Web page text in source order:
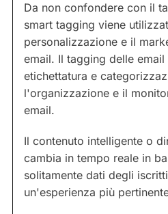
Da non confondere con il
smart tagging viene
personalizzazione e il
email. Il tagging delle email
etichettatura e
l'organizzazione e il
email.
Il contenuto intelligente o
cambia in tempo reale in
solitamente dati degli
un'esperienza più